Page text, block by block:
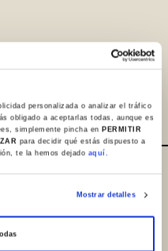
personalizada o analizar el tráfico
obligado a aceptarlas todas, aunque es
simplemente pincha enPERMITIR
para decidir qué estás dispuesto a
te la hemos dejado aquí.
Mostrar detalles